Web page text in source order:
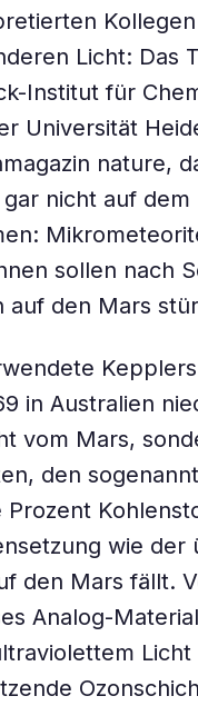
Licht: Das
Institut für
Universität
nature,
nicht auf dem
sollen nach
auf den Mars
in Australien
vom Mars,
den
wie der
den Mars fällt.
Analog-